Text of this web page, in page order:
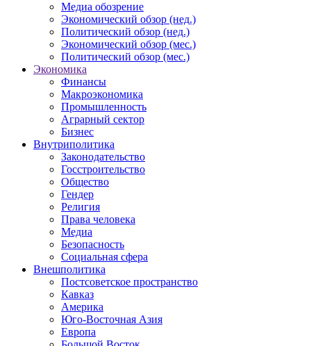
Медиа обозрение
Экономический обзор (нед.)
Политический обзор (нед.)
Экономический обзор (мес.)
Политический обзор (мес.)
Экономика
Финансы
Макроэкономика
Промышленность
Аграрный сектор
Бизнес
Внутриполитика
Законодательство
Госстроительство
Общество
Гендер
Религия
Права человека
Медиа
Безопасность
Социальная сфера
Внешполитика
Постсоветское пространство
Кавказ
Америка
Юго-Восточная Азия
Европа